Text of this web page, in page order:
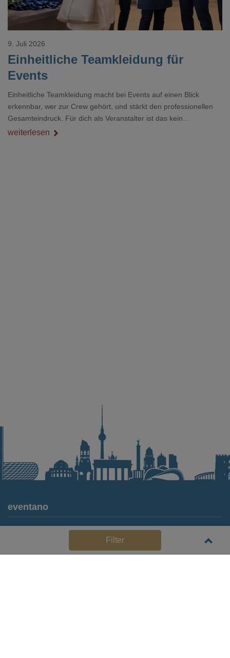
Filter
Einheitliche Teamkleidung für
Events
9. Juli 2026
Einheitliche Teamkleidung macht bei Events auf einen Blick
erkennbar, wer zur Crew gehört, und stärkt den professionellen
Gesamteindruck. Für dich als Veranstalter ist das kein
Nebenthema: Bei Textilien mit Stickerei oder mehreren
weiterlesen
eventano